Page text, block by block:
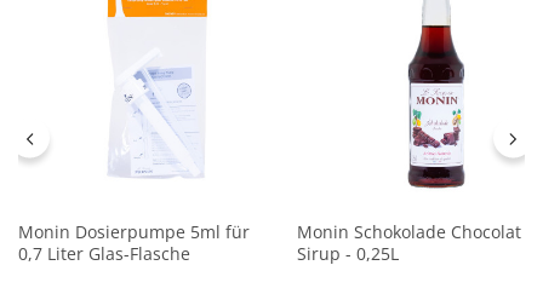
Monin Dosierpumpe 5ml für
0,7 Liter Glas-Flasche
Monin Schokolade Chocolat
Sirup - 0,25L